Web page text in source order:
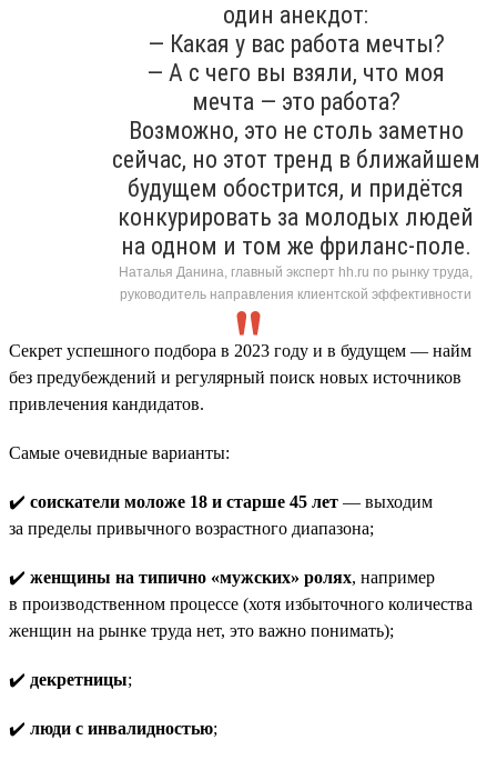
один анекдот:
— Какая у вас работа мечты?
— А с чего вы взяли, что моя
мечта — это работа?
Возможно, это не столь заметно
сейчас, но этот тренд в ближайшем
будущем обострится, и придётся
конкурировать за молодых людей
на одном и том же фриланс-поле.
Наталья Данина, главный эксперт hh.ru по рынку труда,
руководитель направления клиентской эффективности
Секрет успешного подбора в 2023 году и в будущем — найм
без предубеждений и регулярный поиск новых источников
привлечения кандидатов.
Самые очевидные варианты:
✔️ соискатели моложе 18 и старше 45 лет — выходим
за пределы привычного возрастного диапазона;
✔️ женщины на типично «мужских» ролях, например
в производственном процессе (хотя избыточного количества
женщин на рынке труда нет, это важно понимать);
✔️ декретницы;
✔️ люди с инвалидностью;